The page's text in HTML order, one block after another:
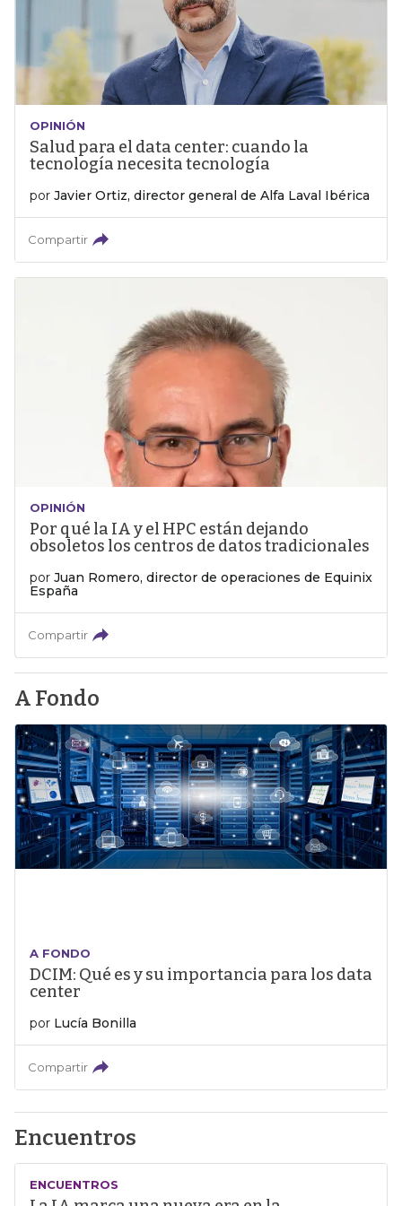
OPINIÓN
Salud para el data center: cuando la
tecnología necesita tecnología
por Javier Ortiz, director general de Alfa Laval Ibérica
Compartir
OPINIÓN
Por qué la IA y el HPC están dejando
obsoletos los centros de datos tradicionales
por Juan Romero, director de operaciones de Equinix
España
Compartir
A Fondo
A FONDO
DCIM: Qué es y su importancia para los data
center
por Lucía Bonilla
Compartir
Encuentros
ENCUENTROS